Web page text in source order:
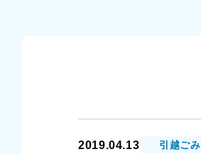
2019.04.13 引越ごみ